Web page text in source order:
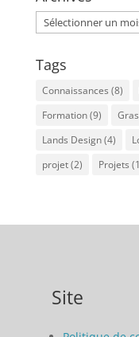
Archives
Tags
Connaissances (8)
Formation(9)
Lands Design(4)
projet(2) Projets
Site